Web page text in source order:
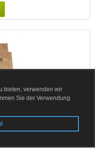
bieten, verwenden wir
Sie der Verwendung